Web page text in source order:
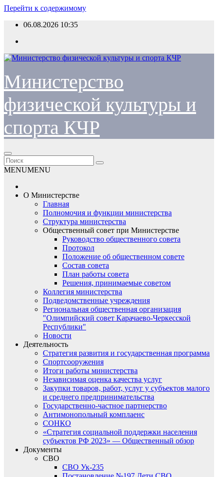
Перейти к содержимому
06.08.2026 10:35
Министерство
физической культуры и
спорта КЧР
MENUMENU
О Министерстве
Главная
Полномочия и функции министерства
Структура министерства
Общественный совет при Министерстве
Руководство общественного совета
Протокол
Положение об общественном совете
Состав совета
План работы совета
Решения, принимаемые советом
Коллегия министерства
Подведомственные учреждения
Региональная общественная организация
"Олимпийский совет Карачаево-Черкесской
Республики"
Новости
Деятельность
Стратегия развития и государственная программа
Спортсооружения
Итоги работы министерства
Независимая оценка качества услуг
Закупки товаров, работ, услуг у субъектов малого
и среднего предпринимательства
Государственно-частное партнерство
Антимонопольный комплаенс
СОНКО
«Стратегия социальной поддержки населения
субъектов РФ 2023» — Общественный обзор
Документы
СВО
СВО Ук-235